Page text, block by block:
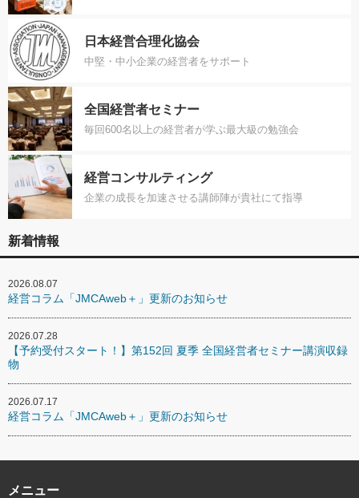
日本経営合理化協会
中堅・中小企業の経営者をサポート
全国経営者セミナー
毎回600名以上の経営者が学ぶ最大級の勉強会
経営コンサルティング
企業の成長を加速させる講師陣が貴社にて指導
新着情報
2026.08.07
経営コラム「JMCAweb＋」更新のお知らせ
2026.07.28
【予約受付スタート！】第152回 夏季 全国経営者セミナー講演収録
物
2026.07.17
経営コラム「JMCAweb＋」更新のお知らせ
メニュー